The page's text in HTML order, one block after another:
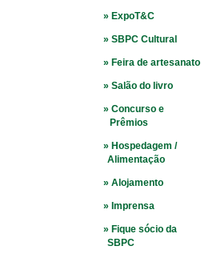
» ExpoT&C
» SBPC Cultural
» Feira de artesanato
» Salão do livro
» Concurso e
Prêmios
» Hospedagem /
Alimentação
» Alojamento
» Imprensa
» Fique sócio da
SBPC